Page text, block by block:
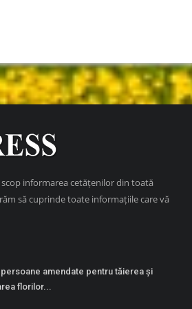
scop informarea cetățenilor din toată
să cuprinde toate informațiile care vă
persoane amendate pentru tăierea și
florilor...